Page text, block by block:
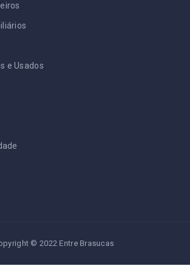
e Usados
© 2022 Entre Brasucas